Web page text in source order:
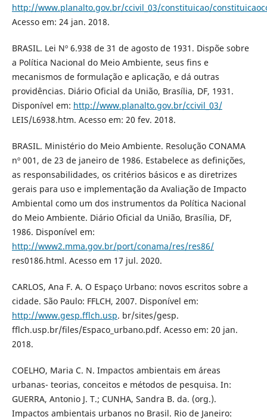
http://www.planalto.gov.br/ccivil_03/constituicao/
Acesso em: 24 jan. 2018.
BRASIL. Lei Nº 6.938 de 31 de agosto de 1931. Dispõe sobre
a Política Nacional do Meio Ambiente, seus fins e
mecanismos de formulação e aplicação, e dá outras
providências. Diário Oficial da União, Brasília, DF, 1931.
Disponível em: http://www.planalto.gov.br/ccivil_03/
LEIS/L6938.htm. Acesso em: 20 fev. 2018.
BRASIL. Ministério do Meio Ambiente. Resolução CONAMA
nº 001, de 23 de janeiro de 1986. Estabelece as definições,
as responsabilidades, os critérios básicos e as diretrizes
gerais para uso e implementação da Avaliação de Impacto
Ambiental como um dos instrumentos da Política Nacional
do Meio Ambiente. Diário Oficial da União, Brasília, DF,
1986. Disponível em:
http://www2.mma.gov.br/port/conama/res/res86/
res0186.html. Acesso em 17 jul. 2020.
CARLOS, Ana F. A. O Espaço Urbano: novos escritos sobre a
cidade. São Paulo: FFLCH, 2007. Disponível em:
http://www.gesp.fflch.usp. br/sites/gesp.
fflch.usp.br/files/Espaco_urbano.pdf. Acesso em: 20 jan.
2018.
COELHO, Maria C. N. Impactos ambientais em áreas
urbanas- teorias, conceitos e métodos de pesquisa. In:
GUERRA, Antonio J. T.; CUNHA, Sandra B. da. (org.).
Impactos ambientais urbanos no Brasil. Rio de Janeiro: